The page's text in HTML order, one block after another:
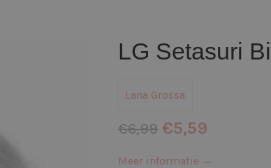
LG Setasuri
Lana Grossa
€6,99 €5,59
Meer informatie →